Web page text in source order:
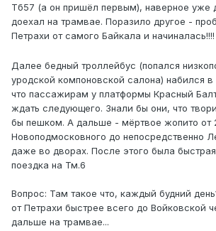
Тб57 (а он пришёл первым), наверное уже
доехал на трамвае. Поразило другое -
Петрахи от самого Байкала и начиналась!!!!
Далее бедный троллейбус (попался
уродской компоновской салона) набился в
что пассажирам у платформы Красный
ждать следующего. Знали бы они, что
бы пешком. А дальше - мёртвое жопито от
Новоподмосковного до непосредственно
даже во дворах. После этого была
поездка на Тм.6
Вопрос: Там такое что, каждый будний
от Петрахи быстрее всего до Войковской
дальше на трамвае...